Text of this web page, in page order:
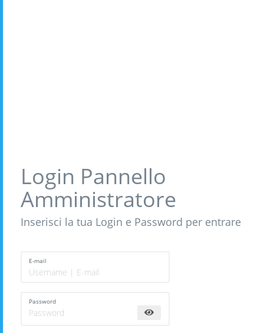
Login Pannello
Amministratore
Inserisci la tua Login e Password per entrare
E-mail
Password